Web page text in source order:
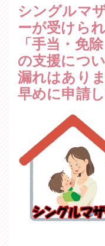
シングルマ
ーが受けら
「手当・免
の支援につ
漏れはあり
早めに申請